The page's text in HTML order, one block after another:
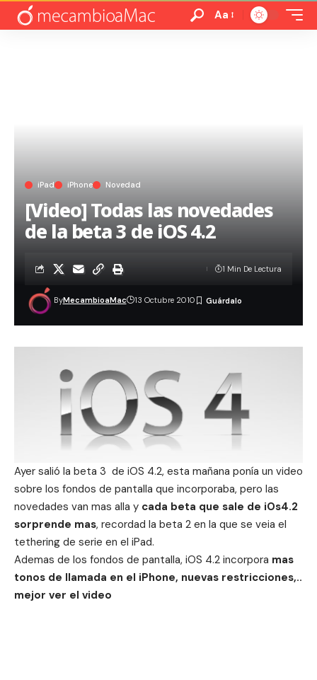
Aa
iPad iPhone Novedad
[Video] Todas las novedades
de la beta 3 de iOS 4.2
ByMecambioaMac 13 Octubre 2010
1 Min De Lectura
Ayer salió la beta 3 de iOS 4.2, esta mañana ponía un video
sobre los fondos de pantalla que incorporaba, pero las
novedades van mas alla y cada beta que sale de iOs4.2
sorprende mas, recordad la beta 2 en la que se veia el
tethering de serie en el iPad.
Ademas de los fondos de pantalla, iOS 4.2 incorpora mas
tonos de llamada en el iPhone, nuevas restricciones,..
mejor ver el video